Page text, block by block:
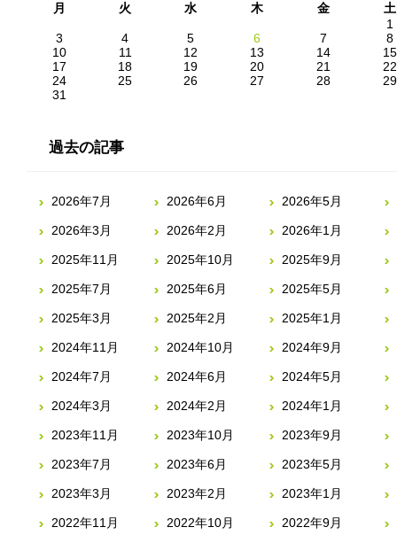
月 火 水 木 金
土
1
3
4 5 6 7
8
10
11 12 13 14
15
17
18 19 20 21
22
24
25 26 27 28
29
31
過去の記事
2026年7月 2026年6月 2026年5月
2026年3月 2026年2月 2026年1月
2025年11月 2025年10月 2025年9月
2025年7月 2025年6月 2025年5月
2025年3月 2025年2月 2025年1月
2024年11月 2024年10月 2024年9月
2024年7月 2024年6月 2024年5月
2024年3月 2024年2月 2024年1月
2023年11月 2023年10月 2023年9月
2023年7月 2023年6月 2023年5月
2023年3月 2023年2月 2023年1月
2022年11月 2022年10月 2022年9月